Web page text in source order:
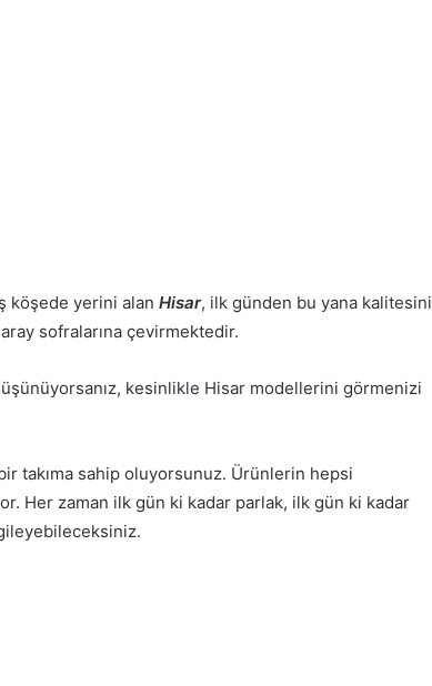
köşede yerini alan Hisar, ilk günden bu yana kalitesini
sofralarına çevirmektedir.
kesinlikle Hisar modellerini görmenizi
takıma sahip oluyorsunuz. Ürünlerin hepsi
Her zaman ilk gün ki kadar parlak, ilk gün ki kadar